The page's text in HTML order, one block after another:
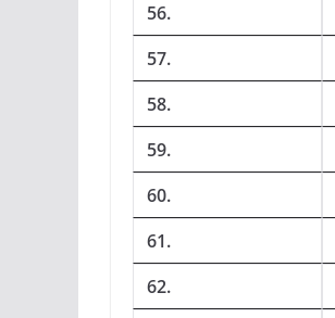
56.
57.
58.
59.
60.
61.
62.